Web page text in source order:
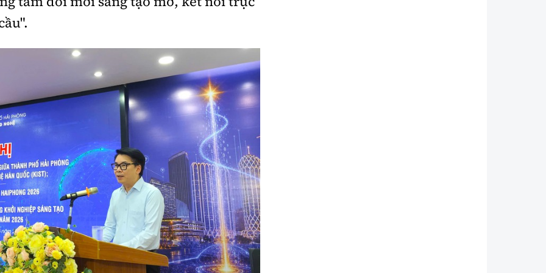
360 độ thể thao
Tư vấn
Video
Khám phá
Camera giao thông
Câu chuyện giao thông
Lăng kính xây dựng
Giải trí - Thể thao